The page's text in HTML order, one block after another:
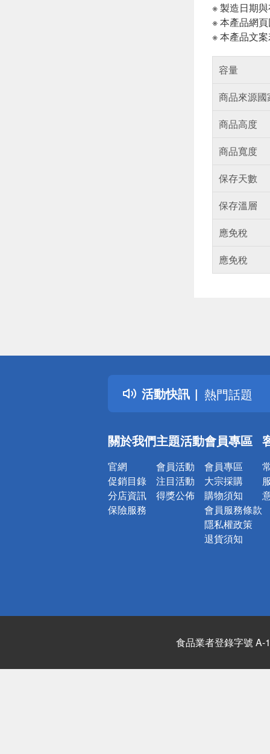
※ 製造日期
※ 本產品網
※ 本產品文
容量
商品來源國
商品高度
商品寬度
保存天數
保存溫層
應免稅
應免稅
活動快訊
詐騙網頁！
得獎公告
熱門話題
銀行優惠
詐騙網頁！
關於我們
官網
促銷目錄
分店資訊
保險服務
主題活動
會員活動
注目活動
得獎公佈
會員專區
會員專區
大宗採購
購物須知
會員服務條款
隱私權政策
退貨須知
食品業者登錄字號 A-